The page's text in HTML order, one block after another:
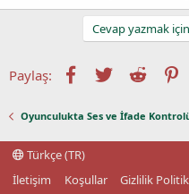
Cevap yazmak
Paylaş: Facebook
TwitterReddit
Oyunculukta Ses ve İfade
Türkçe (TR)
İletişim
Koşullar Gizlilik